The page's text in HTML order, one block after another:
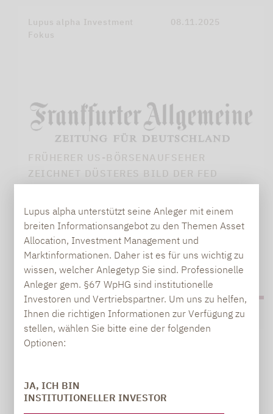
Lupus alpha unterstützt seine Anleger mit einem
breiten Informationsangebot zu den Themen Asset
Allocation, Investment Management und
Marktinformationen. Daher ist es für uns wichtig zu
wissen, welcher Anlegetyp Sie sind. Professionelle
Anleger gem. §67 WpHG sind institutionelle
Investoren und Vertriebspartner. Um uns zu helfen,
Ihnen die richtigen Informationen zur Verfügung zu
stellen, wählen Sie bitte eine der folgenden
Optionen:
JA, ICH BIN
INSTITUTIONELLER INVESTOR
Lupus alpha Investment
Fokus
08.11.2025
FRÜHERER US-BÖRSENAUFSEHER
ZEICHNET DÜSTERES BILD DER FED
Gary Gensler, ehemaliger Chef der US-
Börsenaufsicht, warnt beim Lupus…
PDF HERUNTERLADEN (5 MB)
Lupus alpha Investment